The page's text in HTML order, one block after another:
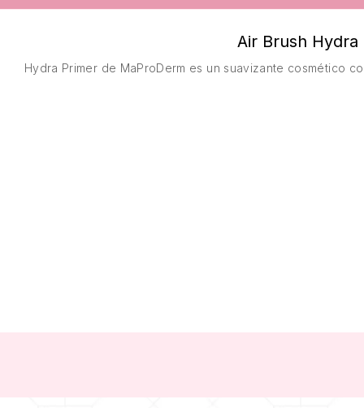
Air Brush
Hydra Primer de MaProDerm es un suavizante cosmético